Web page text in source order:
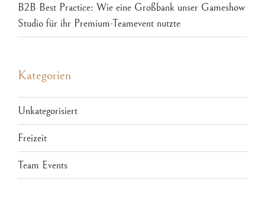
B2B Best Practice: Wie eine Großbank unser Gameshow
Studio für ihr Premium-Teamevent nutzte
Kategorien
Unkategorisiert
Freizeit
Team Events